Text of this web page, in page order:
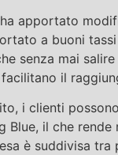
apportato
a buoni
senza mai
il
i clienti
Blue, il che
è suddivisa